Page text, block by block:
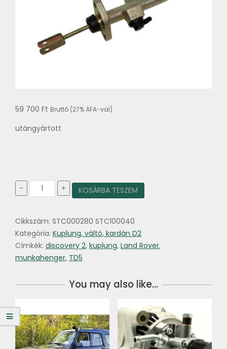
59 700 Ft Bruttó (27% ÁFA-val)
utángyártott
-
Kuplung
munkahenger
TD5
mennyiség
+ KOSÁRBA TESZEM
Cikkszám: STC000280 STC100040
Kategória: Kuplung, váltó, kardán D2
Címkék: discovery 2, kuplung, Land Rover,
munkahenger, TD5
You may also like…